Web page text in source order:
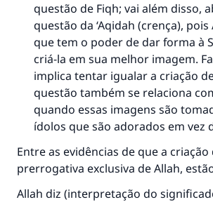
questão de Fiqh; vai além disso,
questão da ‘Aqidah (crença),
que tem o poder de dar forma à
criá-la em sua melhor imagem.
implica tentar igualar a criação
questão também se relaciona
quando essas imagens são
ídolos que são adorados em vez
Entre as evidências de que a
prerrogativa exclusiva de Allah,
Allah diz (interpretação do